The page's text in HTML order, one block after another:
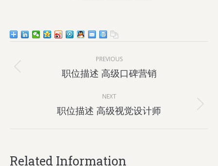
navigation
PREVIOUS
Previous
职位描述 高级口碑营销
NEXT
Next
职位描述 高级视觉设计师
Related Information